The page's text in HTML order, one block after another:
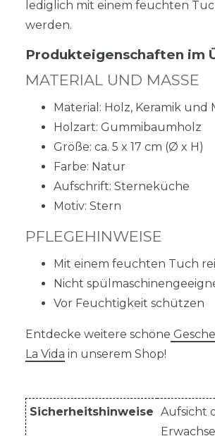
lediglich mit einem feuchten
werden.
Produkteigenschaften im
MATERIAL UND MASSE
Material: Holz, Keramik und
Holzart: Gummibaumholz
Größe: ca. 5 x 17 cm (Ø x H)
Farbe: Natur
Aufschrift: Sterneküche
Motiv: Stern
PFLEGEHINWEISE
Mit einem feuchten Tuch
Nicht
Vor Feuchtigkeit schützen
Entdecke weitere schöne
La Vida in unserem Shop!
Sicherheitshinweise Aufsicht